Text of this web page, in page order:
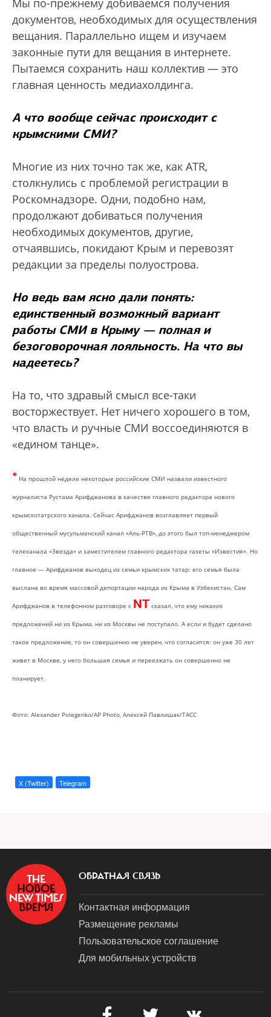
Мы по-прежнему добиваемся получения
документов, необходимых для осуществления
вещания. Параллельно ищем и изучаем
законные пути для вещания в интернете.
Пытаемся сохранить наш коллектив — это
главная ценность медиахолдинга.
А что вообще сейчас происходит с
крымскими СМИ?
Многие из них точно так же, как ATR,
столкнулись с проблемой регистрации в
Роскомнадзоре. Одни, подобно нам,
продолжают добиваться получения
необходимых документов, другие,
отчаявшись, покидают Крым и перевозят
редакции за пределы полуострова.
Но ведь вам ясно дали понять:
единственный возможный вариант
работы СМИ в Крыму — полная и
безоговорочная лояльность. На что вы
надеетесь?
На то, что здравый смысл все-таки
восторжествует. Нет ничего хорошего в том,
что власть и ручные СМИ воссоединяются в
«едином танце».
* На прошлой неделе некоторые российские СМИ назвали известного
журналиста Рустама Арифджанова в качестве главного редактора нового
крымскотатрского канала. Сейчас Арифджанов возглавляет первый
общественный мусульманский канал «Аль-РТВ», до этого был топ-менеджером
телеканала «Звезда» и заместителем главного редактора газеты «Известия». Но
главное — Арифджанов выходец из семьи крымских татар: его семья была
выслана во время массовой депортации народа из Крыма в Узбекистан. Сам
Арифджанов в телефонном разговоре с NT сказал, что ему никаких
предложений ни из Крыма, ни из Москвы не поступало. А если и будет сделано
такое предложение, то он совершенно не уверен, что согласится: он уже 30 лет
живет в Москве, у него большая семья и переезжать он совершенно не
планирует.
Фото: Alexander Рolegenko/АР Рhoto, Алексей Павлишак/ТАСС
X (Twitter) Telegram
ОБРАТНАЯ СВЯЗЬ
Контактная информация
Размещение рекламы
Пользовательское соглашение
Для мобильных устройств